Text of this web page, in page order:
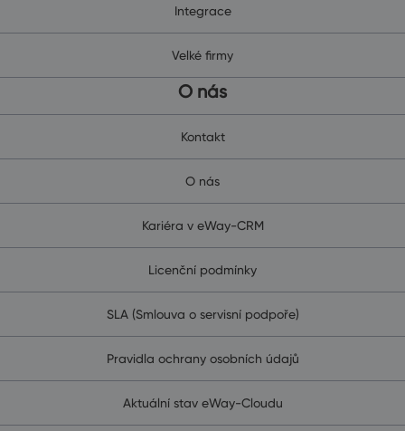
Integrace
Velké firmy
O nás
Kontakt
O nás
Kariéra v eWay-CRM
Licenční podmínky
SLA (Smlouva o servisní podpoře)
Pravidla ochrany osobních údajů
Aktuální stav eWay-Cloudu